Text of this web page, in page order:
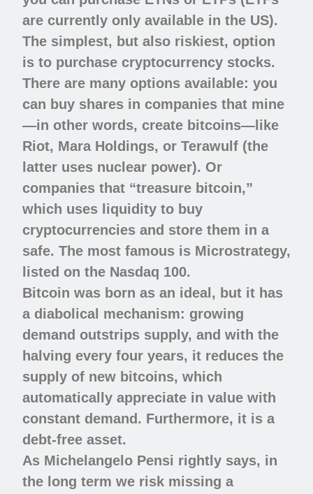
are currently only available in the US).
The simplest, but also riskiest, option
is to purchase cryptocurrency stocks.
There are many options available: you
can buy shares in companies that mine
—in other words, create bitcoins—like
Riot, Mara Holdings, or Terawulf (the
latter uses nuclear power). Or
companies that “treasure bitcoin,”
which uses liquidity to buy
cryptocurrencies and store them in a
safe. The most famous is Microstrategy,
listed on the Nasdaq 100.
Bitcoin was born as an ideal, but it has
a diabolical mechanism: growing
demand outstrips supply, and with the
halving every four years, it reduces the
supply of new bitcoins, which
automatically appreciate in value with
constant demand. Furthermore, it is a
debt-free asset.
As Michelangelo Pensi rightly says, in
the long term we risk missing a